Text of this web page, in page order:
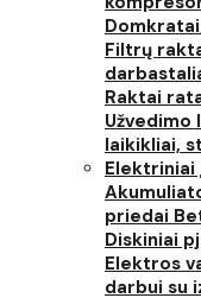
Filtrų
Raktai
Užvedimo
laikikliai,
Elektriniai
priedai
Diskiniai
Elektros
darbui su